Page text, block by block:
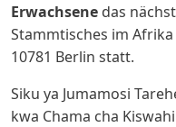
Erwachsene das
Stammtisches im
10781 Berlin statt.
Siku ya Jumamosi
kwa Chama cha